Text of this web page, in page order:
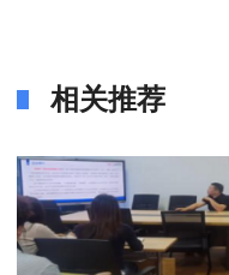
相关推荐